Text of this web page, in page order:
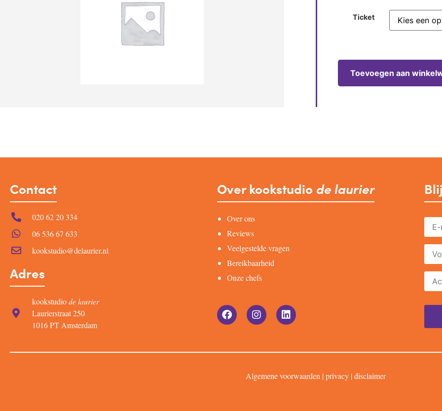
Ticket
Toevoegen aan
Contact
020 62 20 334
06 536 67 633
kookstudio@delaurier.nl
Adres
kookstudiode laurier
Laurierstraat 250
1016 PT Amsterdam
Over kookstudio de laurier
Over ons
Reviews
Veelgestelde vragen
Bereikbaarheid
Onze chefs
Algemene voorwaarden |privacy |disclaimer